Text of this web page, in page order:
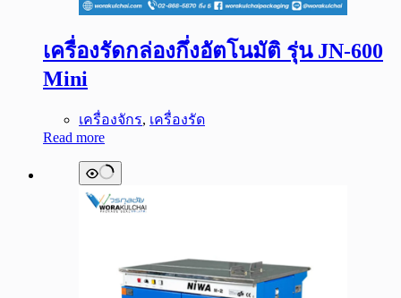
เครื่องรัดกล่องกึ่งอัตโนมัติ รุ่น JN-600
Mini
เครื่องจักร, เครื่องรัด
Read more